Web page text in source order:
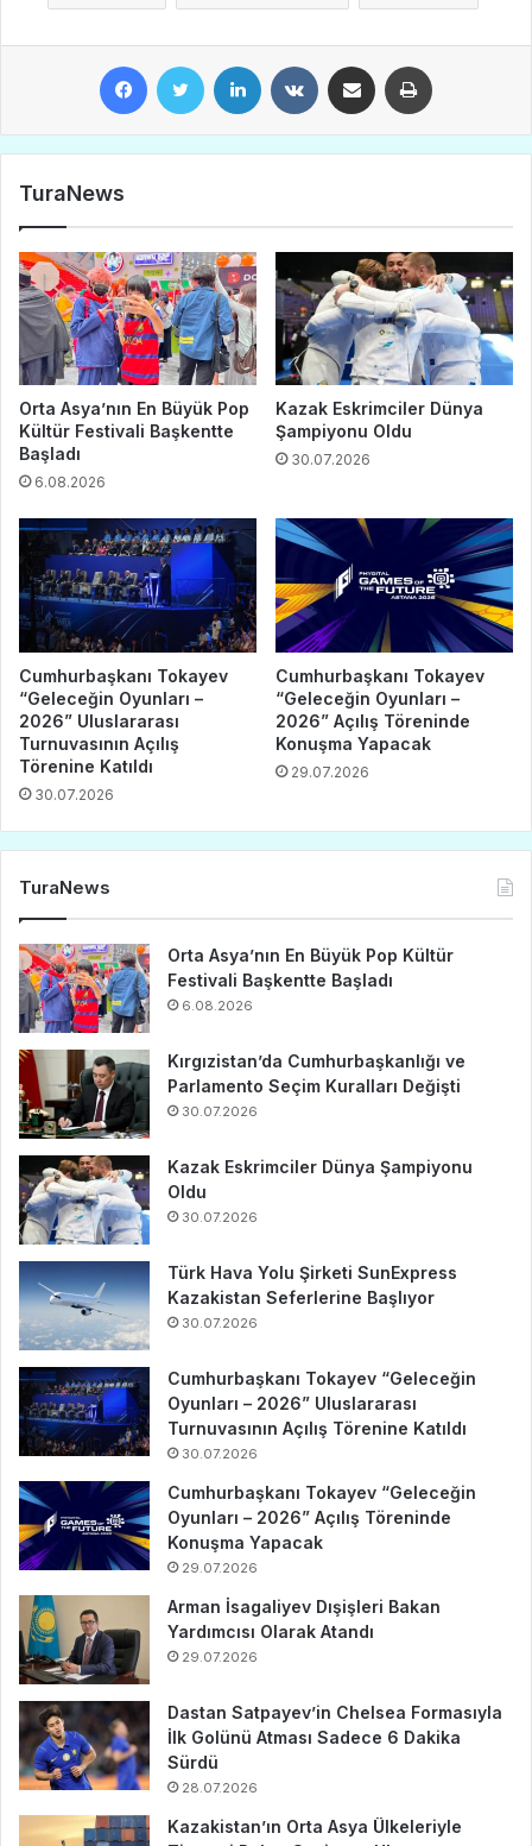
TuraNews
Orta Asya’nın En Büyük Pop
Kültür Festivali Başkentte
Başladı
6.08.2026
Kazak Eskrimciler Dünya
Şampiyonu Oldu
30.07.2026
Cumhurbaşkanı Tokayev
“Geleceğin Oyunları –
2026” Uluslararası
Turnuvasının Açılış
Törenine Katıldı
30.07.2026
Cumhurbaşkanı Tokayev
“Geleceğin Oyunları –
2026” Açılış Töreninde
Konuşma Yapacak
29.07.2026
TuraNews
Orta Asya’nın En Büyük Pop Kültür
Festivali Başkentte Başladı
6.08.2026
Kırgızistan’da Cumhurbaşkanlığı ve
Parlamento Seçim Kuralları Değişti
30.07.2026
Kazak Eskrimciler Dünya Şampiyonu
Oldu
30.07.2026
Türk Hava Yolu Şirketi SunExpress
Kazakistan Seferlerine Başlıyor
30.07.2026
Cumhurbaşkanı Tokayev “Geleceğin
Oyunları – 2026” Uluslararası
Turnuvasının Açılış Törenine Katıldı
30.07.2026
Cumhurbaşkanı Tokayev “Geleceğin
Oyunları – 2026” Açılış Töreninde
Konuşma Yapacak
29.07.2026
Arman İsagaliyev Dışişleri Bakan
Yardımcısı Olarak Atandı
29.07.2026
Dastan Satpayev’in Chelsea Formasıyla
İlk Golünü Atması Sadece 6 Dakika
Sürdü
28.07.2026
Kazakistan’ın Orta Asya Ülkeleriyle